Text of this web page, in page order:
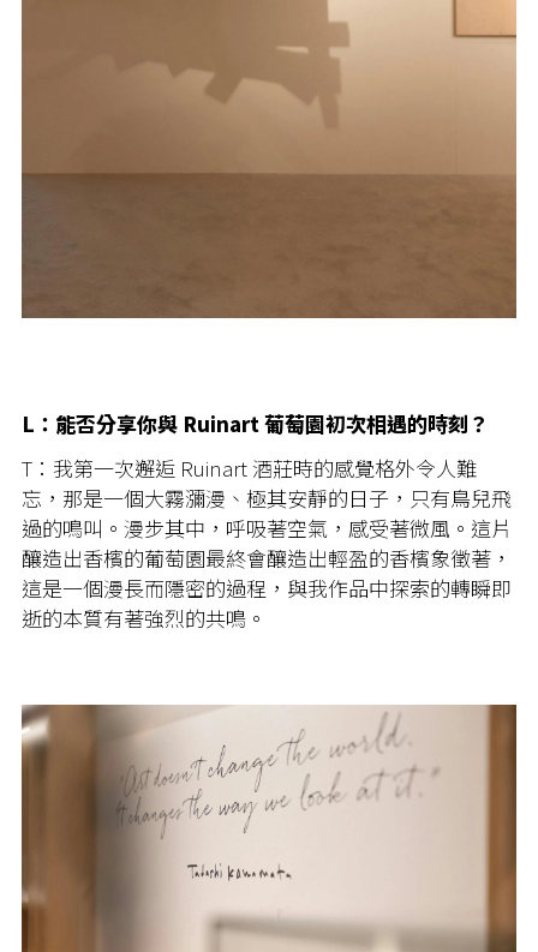
L：能否分享你與 Ruinart 葡萄園初次相遇的時刻？
T：我第一次邂逅 Ruinart 酒莊時的感覺格外令人難
忘，那是一個大霧瀰漫、極其安靜的日子，只有鳥兒飛
過的鳴叫。漫步其中，呼吸著空氣，感受著微風。這片
釀造出香檳的葡萄園最終會釀造出輕盈的香檳象徵著，
這是一個漫長而隱密的過程，與我作品中探索的轉瞬即
逝的本質有著強烈的共鳴。